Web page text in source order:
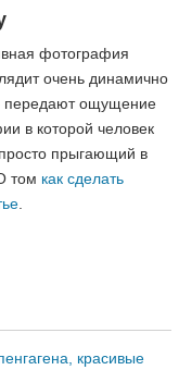
фотография
очень динамично
передают ощущение
в которой человек
прыгающий в
том как сделать
красивые